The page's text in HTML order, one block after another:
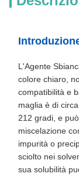
L'Agente
colore chiaro,
compatibilità e
maglia è di
212 gradi, e
miscelazione
impurità o
sciolto nei
sua solubilità